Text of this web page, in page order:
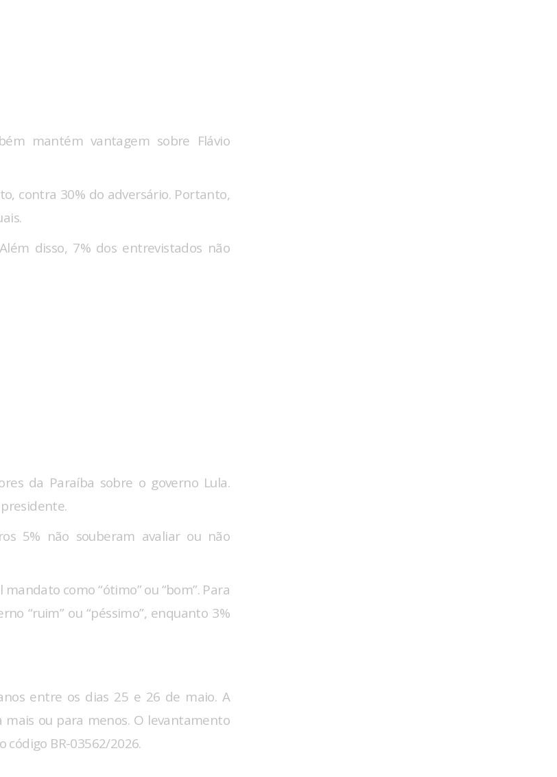
mantém vantagem sobre Flávio
contra 30% do adversário. Portanto,
disso, 7% dos entrevistados não
da Paraíba sobre o governo Lula.
5% não souberam avaliar ou não
como “ótimo” ou “bom”. Para
“ruim” ou “péssimo”, enquanto 3%
entre os dias 25 e 26 de maio. A
ou para menos. O levantamento
código BR-03562/2026.